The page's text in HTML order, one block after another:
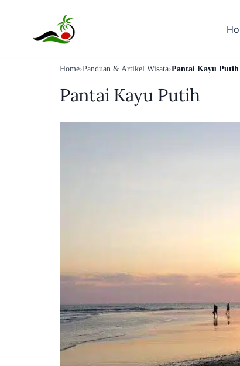
Home›Panduan & Artikel Wisata›Pantai Kayu Putih
Pantai Kayu Putih